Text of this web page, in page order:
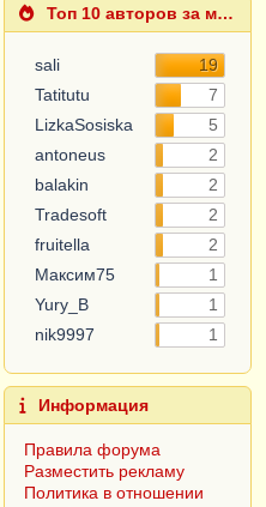
Топ 10 авторов за месяц
sali
19
Tatitutu
7
LizkaSosiska
5
antoneus
2
balakin
2
Tradesoft
2
fruitella
2
Максим75
1
Yury_B
1
Информация
Правила форума
Разместить рекламу